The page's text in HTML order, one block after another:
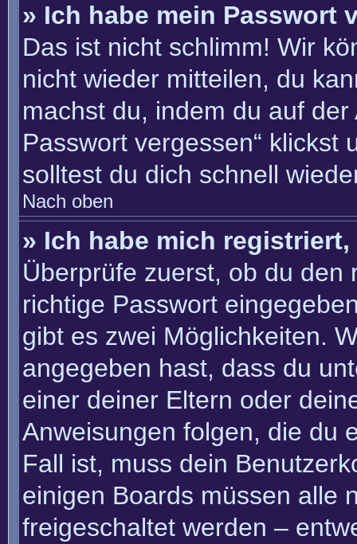
» Ich habe mein Passwort
Das ist nicht schlimm! Wir
nicht wieder mitteilen, du
machst du, indem du auf
Passwort vergessen“ klickst
solltest du dich schnell
Nach oben
» Ich habe mich
Überprüfe zuerst, ob du den
richtige Passwort
gibt es zwei Möglichkeiten.
angegeben hast, dass du
einer deiner Eltern oder
Anweisungen folgen, die du
Fall ist, muss dein
einigen Boards müssen alle
freigeschaltet werden –